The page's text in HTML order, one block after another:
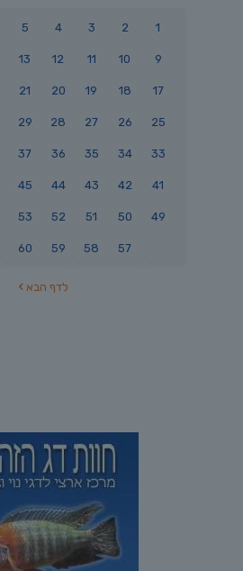
1
2
3
4
5
9
10
11
12
13
17
18
19
20
21
25
26
27
28
29
33
34
35
36
37
41
42
43
44
45
49
50
51
52
53
57
58
59
60
לדף הבא